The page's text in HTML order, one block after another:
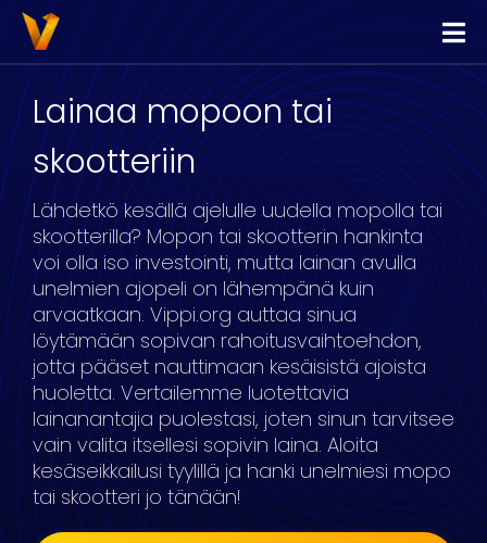
Vippi
Lainaa
Kilpailuta Lainat
Yhdistä Lainat
Yrityslimiitti
Lainaa mopoon tai
skootteriin
Lähdetkö kesällä ajelulle uudella mopolla tai
skootterilla? Mopon tai skootterin hankinta
voi olla iso investointi, mutta lainan avulla
unelmien ajopeli on lähempänä kuin
arvaatkaan. Vippi.org auttaa sinua
löytämään sopivan rahoitusvaihtoehdon,
jotta pääset nauttimaan kesäisistä ajoista
huoletta. Vertailemme luotettavia
lainanantajia puolestasi, joten sinun tarvitsee
vain valita itsellesi sopivin laina. Aloita
kesäseikkailusi tyylillä ja hanki unelmiesi mopo
tai skootteri jo tänään!